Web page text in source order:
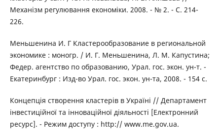
Механізм регулювання економіки. 2008. - № 2. - С. 214-
226.
Меньшенина И. Г Кластерообразование в региональной
экономике : моногр. / И. Г. Меньшенина, Л. М. Капустина;
Федер. агентство по образованию, Урал. гос. экон. ун-т. -
Екатеринбург : Изд-во Урал. гос. экон. ун-та, 2008. - 154 с.
Концепція створення кластерів в Україні // Департамент
інвестиційної та інноваційної діяльності [Електронний
ресурс]. - Режим доступу : http:// www.me.gov.ua.